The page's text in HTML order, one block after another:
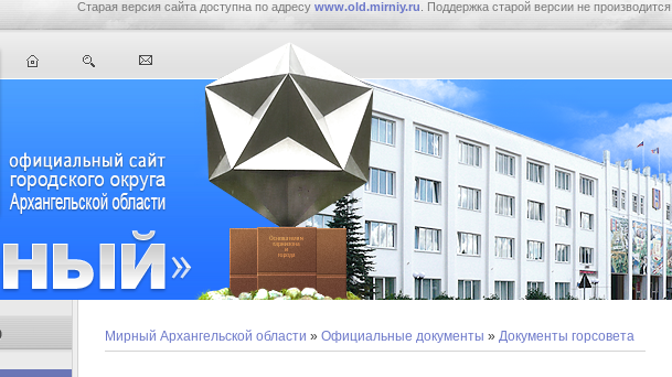
Старая версия сайта доступна по адресу www.old.mirniy.ru . Поддержка старой версии не производится.
Мирный Архангельской области » Официальные документы » Документы горсовета